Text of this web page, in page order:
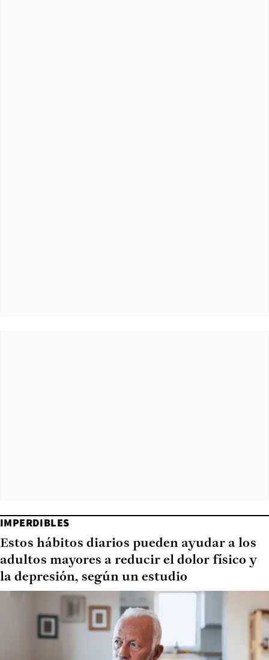
IMPERDIBLES
Estos hábitos diarios pueden ayudar a los
adultos mayores a reducir el dolor físico y
la depresión, según un estudio